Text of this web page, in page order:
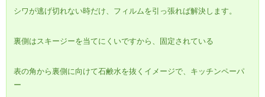
シワが逃げ切れない時だけ、フィルムを引っ張れば解決します。
裏側はスキージーを当てにくいですから、固定されている
表の角から裏側に向けて石鹸水を抜くイメージで、キッチンペーパ
ー